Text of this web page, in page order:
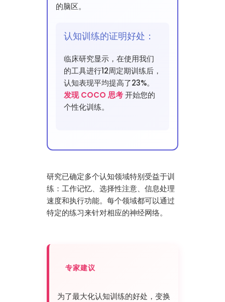
的脑区。
认知训练的证明好处：
临床研究显示，在使用我们
的工具进行12周定期训练后，
认知表现平均提高了23%。
发现 COCO 思考开始您的
个性化训练。
研究已确定多个认知领域特别受益于训
练：工作记忆、选择性注意、信息处理
速度和执行功能。每个领域都可以通过
特定的练习来针对相应的神经网络。
专家建议
为了最大化认知训练的好处，变换